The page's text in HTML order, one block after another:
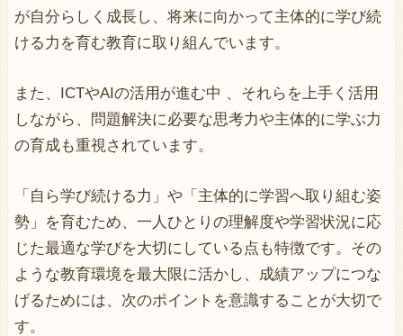
が自分らしく成長し、将来に向かって主体的に学び続
ける力を育む教育に取り組んでいます。
また、ICTやAIの活用が進む中 、それらを上手く活用
しながら、問題解決に必要な思考力や主体的に学ぶ力
の育成も重視されています。
「自ら学び続ける力」や「主体的に学習へ取り組む姿
勢」を育むため、一人ひとりの理解度や学習状況に応
じた最適な学びを大切にしている点も特徴です。その
ような教育環境を最大限に活かし、成績アップにつな
げるためには、次のポイントを意識することが大切で
す。